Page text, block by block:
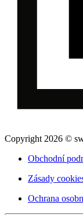
Copyright 2026 ©
Obchodní
Zásady
Ochrana